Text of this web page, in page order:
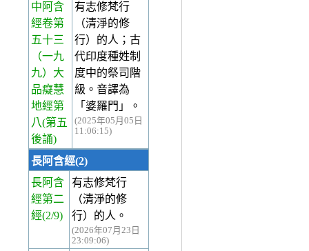
中阿含
經卷第
五十三
（一九
九）大
品癡慧
地經第
八(第五
後誦)
有志修梵行
（清淨的修
行）的人；古
代印度種姓制
度中的祭司階
級。音譯為
「婆羅門」。
(2025年05月05日
11:06:15)
長阿含經(2)
長阿含
經第二
經(2/9)
有志修梵行
（清淨的修
行）的人。
(2026年07月23日
23:09:06)